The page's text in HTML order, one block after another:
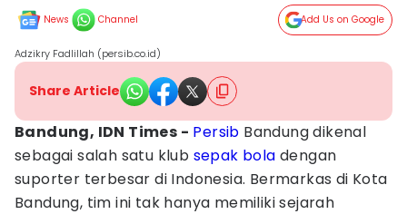
News Channel Add Us on Google
Adzikry Fadlillah (persib.co.id)
Share Article
Bandung, IDN Times - Persib Bandung dikenal
sebagai salah satu klub sepak bola dengan
suporter terbesar di Indonesia. Bermarkas di Kota
Bandung, tim ini tak hanya memiliki sejarah